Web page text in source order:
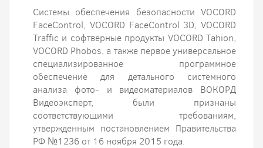
Системы обеспечения безопасности VOCORD
FaceControl, VOCORD FaceControl 3D, VOCORD
Traffic и софтверные продукты VOCORD Tahion,
VOCORD Phobos, а также первое универсальное
специализированное программное
обеспечение для детального системного
анализа фото- и видеоматериалов ВОКОРД
Видеоэксперт, были признаны
соответствующими требованиям,
утвержденным постановлением Правительства
РФ №1236 от 16 ноября 2015 года.